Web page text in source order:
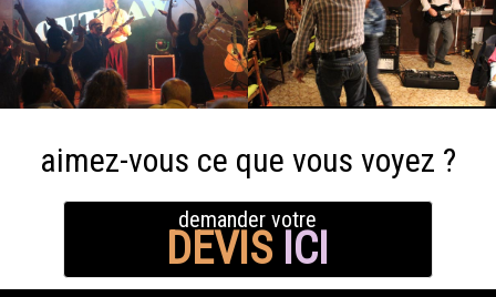
aimez-vous ce que vous voyez ?
demander votre
DEVIS ICI